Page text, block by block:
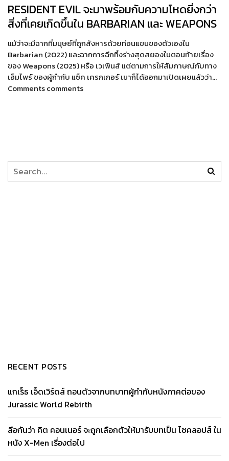
RESIDENT EVIL จะมาพร้อมกับความโหดยิ่งกว่า
สิ่งที่เคยเกิดขึ้นใน BARBARIAN และ WEAPONS
แม้ว่าจะมีฉากที่มนุษย์ที่ถูกสังหารด้วยท่อนแขนของตัวเองใน
Barbarian (2022) และฉากการฉีกทึ้งร่างสุดสยองในตอนท้ายเรื่อง
ของ Weapons (2025) หรือ เวเพินส์ แต่ตามการให้สัมภาษณ์กับทาง
เอ็มไพร์ ของผู้กำกับ แซ็ค เครกเกอร์ เขาก็ได้ออกมาเปิดเผยแล้วว่า…
Comments comments
RECENT POSTS
แกเร็ธ เอ็ดเวิร์ดส์ ถอนตัวจากบทบาทผู้กำกับหนังภาคต่อของ
Jurassic World Rebirth
ลือกันว่า คิต คอนเนอร์ จะถูกเลือกตัวให้มารับบทเป็น ไซคลอปส์ ใน
หนัง X-Men เรื่องต่อไป